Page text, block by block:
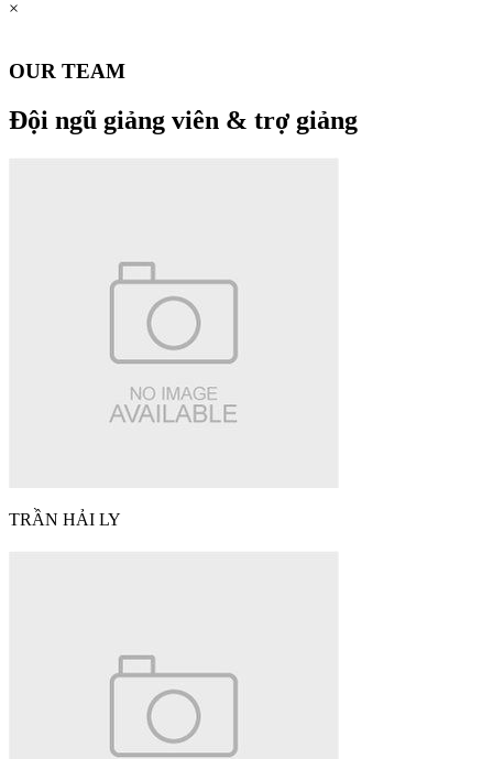
×
OUR TEAM
Đội ngũ giảng viên & trợ giảng
TRẦN HẢI LY